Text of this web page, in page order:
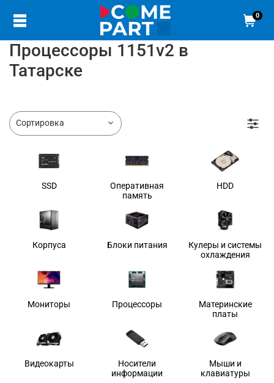
0
Процессоры 1151v2 в
Татарске
SSD
Оперативная
память
HDD
Корпуса Блоки питания
Кулеры и системы
охлаждения
Мониторы Процессоры
Материнские
платы
Видеокарты
Носители
информации
Мыши и
клавиатуры